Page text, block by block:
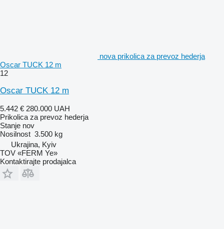
nova prikolica za prevoz hederja
Oscar TUCK 12 m
12
Oscar TUCK 12 m
5.442 € 280.000 UAH
Prikolica za prevoz hederja
Stanje nov
Nosilnost 3.500 kg
Ukrajina, Kyiv
TOV «FERM Ye»
Kontaktirajte prodajalca